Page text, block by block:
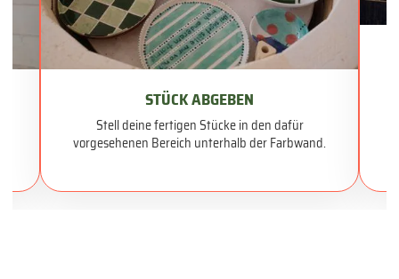
STÜCK ABGEBEN
Stell deine fertigen Stücke in den dafür
vorgesehenen Bereich unterhalb der Farbwand.